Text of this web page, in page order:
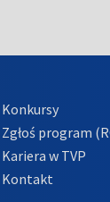
Konkursy
Zgłoś program
Kariera w TVP
Kontakt